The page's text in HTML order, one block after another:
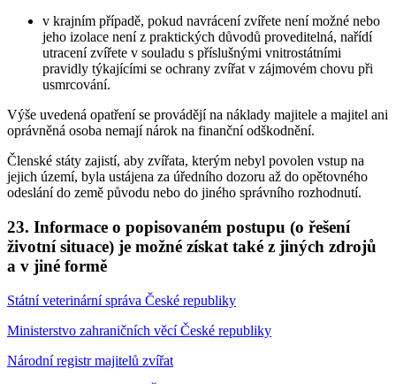
v krajním případě, pokud navrácení zvířete není možné nebo
jeho izolace není z praktických důvodů proveditelná, nařídí
utracení zvířete v souladu s příslušnými vnitrostátními
pravidly týkajícími se ochrany zvířat v zájmovém chovu při
usmrcování.
Výše uvedená opatření se provádějí na náklady majitele a majitel ani
oprávněná osoba nemají nárok na finanční odškodnění.
Členské státy zajistí, aby zvířata, kterým nebyl povolen vstup na
jejich území, byla ustájena za úředního dozoru až do opětovného
odeslání do země původu nebo do jiného správního rozhodnutí.
23. Informace o popisovaném postupu (o řešení
životní situace) je možné získat také z jiných zdrojů
a v jiné formě
Státní veterinární správa České republiky
Ministerstvo zahraničních věcí České republiky
Národní registr majitelů zvířat